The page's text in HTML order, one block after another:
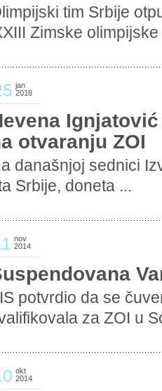
tim Srbije
Zimske olimpijske
jan
2018
otvaranju ZOI
današnjoj sednici
Srbije, doneta ...
nov
2014
potvrdio da se
za ZOI u
okt
2014